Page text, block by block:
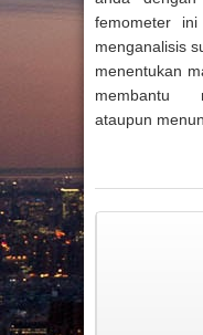
femometer
menganalisis
menentukan
membantu
ataupun